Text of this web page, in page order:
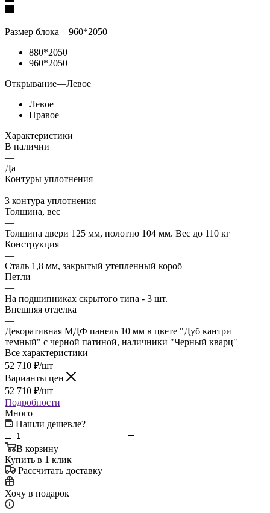
Размер блока—960*2050
880*2050
960*2050
Открывание—Левое
Левое
Правое
Характеристики
В наличии
—
Да
Контуры уплотнения
—
3 контура уплотнения
Толщина, вес
—
Толщина двери 125 мм, полотно 104 мм. Вес до 110 кг
Конструкция
—
Сталь 1,8 мм, закрытый утепленный короб
Петли
—
На подшипниках скрытого типа - 3 шт.
Внешняя отделка
—
Декоративная МДФ панель 10 мм в цвете "Дуб кантри
темный" с черной патиной, наличники "Черный кварц"
Все характеристики
52 710 ₽/шт
Варианты цен
52 710 ₽/шт
Подробности
Много
Нашли дешевле?
В корзину
Купить в 1 клик
Рассчитать доставку
Хочу в подарок